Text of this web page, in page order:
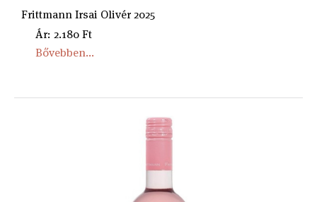
Frittmann Irsai Olivér 2025
Ár: 2.180 Ft
Bővebben...